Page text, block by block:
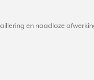
en naadloze